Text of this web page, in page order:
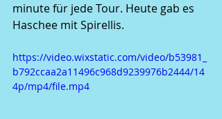
minute für jede Tour. Heute gab es
Haschee mit Spirellis.
https://video.wixstatic.com/video/b53981_
b792ccaa2a11496c968d9239976b2444/14
4p/mp4/file.mp4